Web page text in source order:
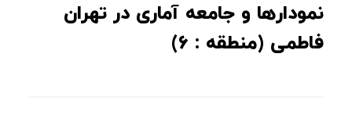
نمودارها و جامعه آماری در تهران
فاطمی (منطقه : 6)